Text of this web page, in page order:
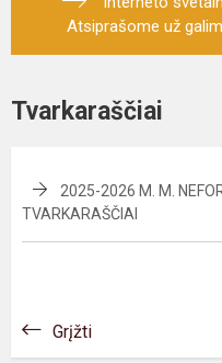
Atsiprašome už
Tvarkaraščiai
2025-2026 M. M.
TVARKARAŠČIAI
Grįžti